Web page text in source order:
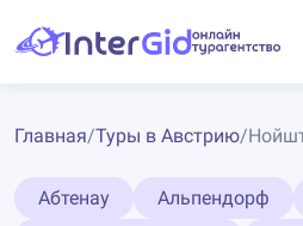
Главная/Туры в Австрию/
Абтенау Альпендорф